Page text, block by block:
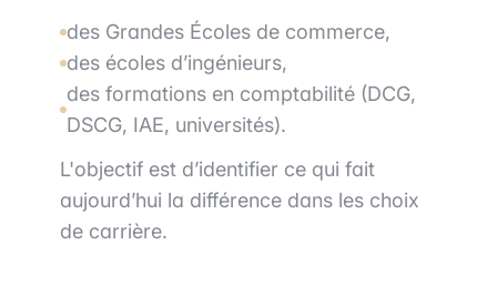
des Grandes Écoles de commerce,
des écoles d’ingénieurs,
des formations en comptabilité (DCG,
DSCG, IAE, universités).
L'objectif est d’identifier ce qui fait
aujourd’hui la différence dans les choix
de carrière.